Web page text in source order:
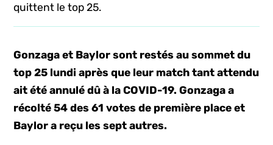
quittent le top 25.
Gonzaga et Baylor sont restés au sommet du
top 25 lundi après que leur match tant attendu
ait été annulé dû à la COVID-19. Gonzaga a
récolté 54 des 61 votes de première place et
Baylor a reçu les sept autres.